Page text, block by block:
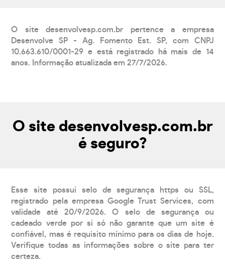
O site desenvolvesp.com.br pertence a empresa
Desenvolve SP - Ag. Fomento Est. SP, com CNPJ
10.663.610/0001-29 e está registrado há mais de 14
anos. Informação atualizada em 27/7/2026.
O site desenvolvesp.com.br
é seguro?
Esse site possui selo de segurança https ou SSL,
registrado pela empresa Google Trust Services, com
validade até 20/9/2026. O selo de segurança ou
cadeado verde por si só não garante que um site é
confiável, mas é requisito mínimo para os dias de hoje.
Verifique todas as informações sobre o site para ter
certeza.